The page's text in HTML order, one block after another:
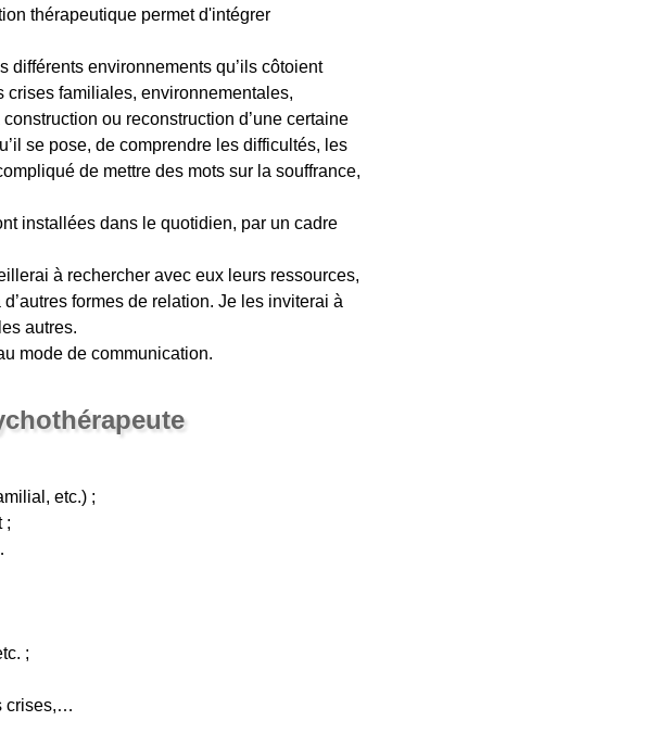
thérapeutique permet d'intégrer
différents environnements qu’ils côtoient
familiales, environnementales,
ou reconstruction d’une certaine
se pose, de comprendre les difficultés, les
de mettre des mots sur la souffrance,
installées dans le quotidien, par un cadre
à rechercher avec eux leurs ressources,
formes de relation. Je les inviterai à
autres.
mode de communication.
etc.) ;
;
;
crises,…